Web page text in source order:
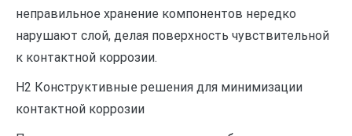
неправильное хранение компонентов нередко
нарушают слой, делая поверхность чувствительной
к контактной коррозии.
H2 Конструктивные решения для минимизации
контактной коррозии